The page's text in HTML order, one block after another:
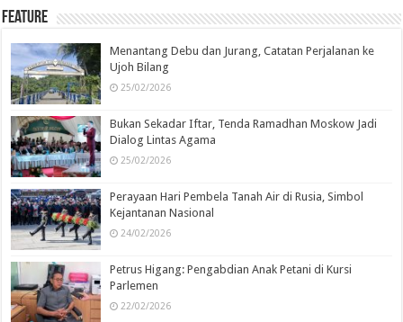
Feature
Menantang Debu dan Jurang, Catatan Perjalanan ke
Ujoh Bilang
25/02/2026
Bukan Sekadar Iftar, Tenda Ramadhan Moskow Jadi
Dialog Lintas Agama
25/02/2026
Perayaan Hari Pembela Tanah Air di Rusia, Simbol
Kejantanan Nasional
24/02/2026
Petrus Higang: Pengabdian Anak Petani di Kursi
Parlemen
22/02/2026